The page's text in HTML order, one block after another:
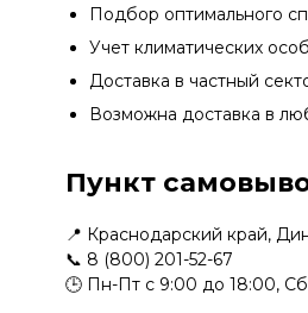
Подбор оптимального
Учет климатических
Доставка в частный
Возможна доставка в
Пункт
📍 Краснодарский край,
📞 8 (800) 201-52-67
🕒 Пн-Пт с 9:00 до 18:00,